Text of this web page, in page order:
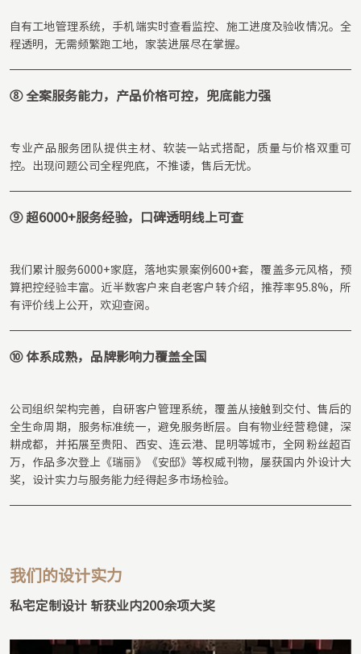
自有工地管理系统，手机端实时查看监控、施工进度及验收情况。全
程透明，无需频繁跑工地，家装进展尽在掌握。
⑧ 全案服务能力，产品价格可控，兜底能力强
专业产品服务团队提供主材、软装一站式搭配，质量与价格双重可
控。出现问题公司全程兜底，不推诿，售后无忧。
⑨ 超6000+服务经验，口碑透明线上可查
我们累计服务6000+家庭，落地实景案例600+套，覆盖多元风格，预
算把控经验丰富。近半数客户来自老客户转介绍，推荐率95.8%，所
有评价线上公开，欢迎查阅。
⑩ 体系成熟，品牌影响力覆盖全国
公司组织架构完善，自研客户管理系统，覆盖从接触到交付、售后的
全生命周期，服务标准统一，避免服务断层。自有物业经营稳健，深
耕成都，并拓展至贵阳、西安、连云港、昆明等城市，全网粉丝超百
万，作品多次登上《瑞丽》《安邸》等权威刊物，屡获国内外设计大
奖，设计实力与服务能力经得起多市场检验。
我们的设计实力
私宅定制设计 斩获业内200余项大奖